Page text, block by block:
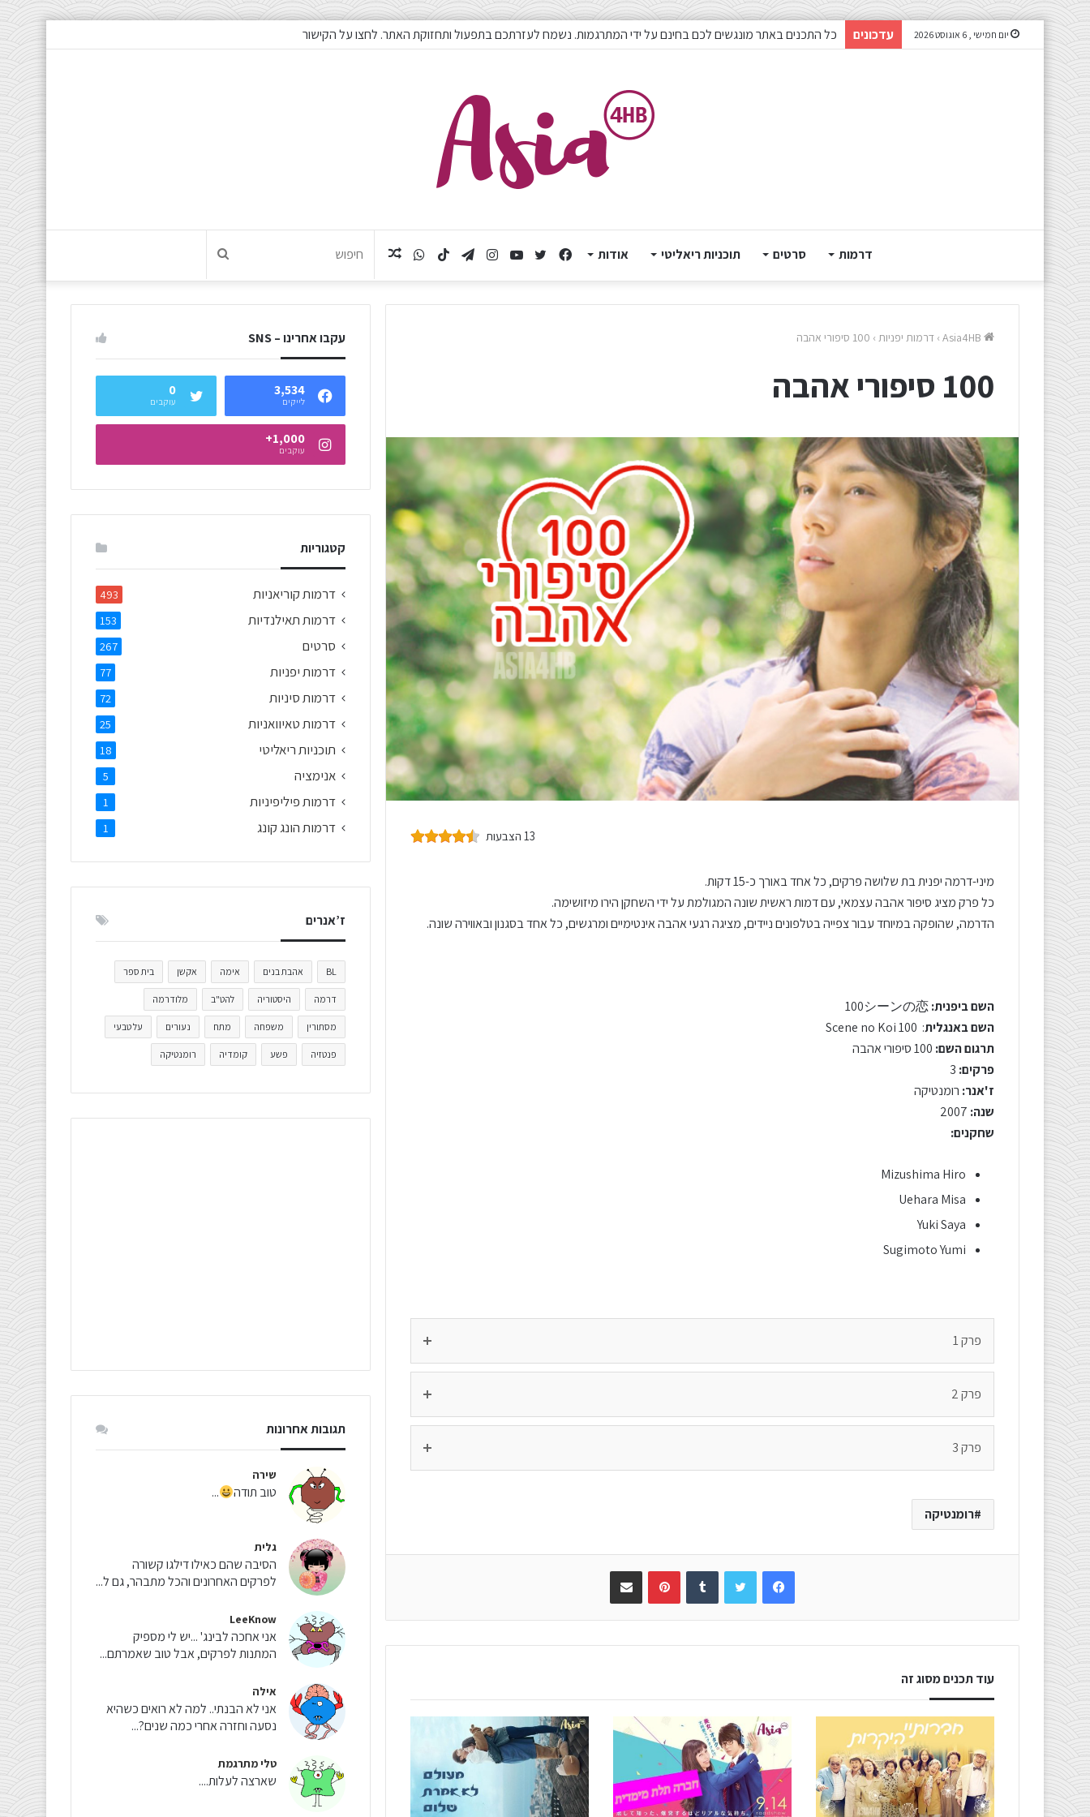
יום חמישי , 6 אוגוסט 2026 עדכונים כל התכנים באתר מונגשים לכם בחינם על ידי המתרגמות. נשמח לעזרתכם בתפעול ותחזוקת האתר. לחצו על הקישור
דרמות סרטים תוכניות ריאליטי אודות
אקראי
WhatsAppTikTokTelegramInstagramYouTubeTwitterFacebook
› דרמות יפניות › 100 סיפורי אהבה
100 סיפורי אהבה
13 הצבעות
מיני-דרמה יפנית בת שלושה פרקים, כל אחד באורך כ-15 דקות.
כל פרק מציג סיפור אהבה עצמאי, עם דמות ראשית שונה המגולמת על ידי השחקן הירו מיזושימה.
הדרמה, שהופקה במיוחד עבור צפייה בטלפונים ניידים, מציגה רגעי אהבה אינטימיים ומרגשים, כל אחד בסגנון ובאווירה שונה.
השם ביפנית:
השם באנגלית: 100 Scene no Koi
תרגום השם:
פרקים: 3
ז'אנר: רומנטיקה
שנה:
שחקנים:
Mizushima Hiro
Uehara Misa
Yuki Saya
Sugimoto Yumi
פרק 1
פרק 2
פרק 3
רומנטיקה
Facebook
עוד תכנים מסוג זה
עקבו אחרינו – SNS
3,534
לייקים
0
עוקבים
1,000+
עוקבים
קטגוריות
דרמות קוריאניות 493
דרמות תאילנדיות 153
סרטים 267
דרמות יפניות 77
דרמות סיניות 72
דרמות טאיוואניות 25
תוכניות ריאליטי 18
אנימציה 5
דרמות פיליפיניות 1
דרמות הונג קונג 1
ז’אנרים
BL אהבת בנים אימה אקשן בית ספר
דרמה היסטוריה להט"ב מלודרמה
מסתורין משפחה מתח נעורים על טבעי
פנטזיה פשע קומדיה רומנטיקה
תגובות אחרונות
שירה
טוב תודה ...
גלית
הסיבה שהם כאילו דילגו קשורה
לפרקים האחרונים והכל מתבהר, גם ל...
LeeKnow
אני אחכה לבינג' ...יש לי מספיק
המתנות לפרקים, אבל טוב שאמרתם...
אילה
אני לא הבנתי.. למה לא רואים כשהיא
נסעה וחזרה אחרי כמה שנים?...
טלי מתרגמת
שארצה לעלות....